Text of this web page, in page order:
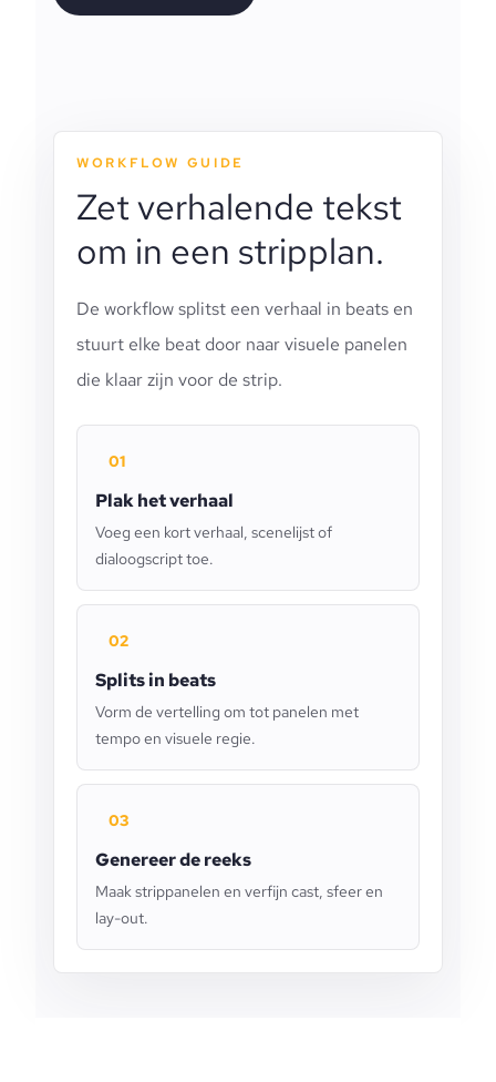
WORKFLOW GUIDE
Zet verhalende tekst
om in een stripplan.
De workflow splitst een verhaal in beats en
stuurt elke beat door naar visuele panelen
die klaar zijn voor de strip.
01
Plak het verhaal
Voeg een kort verhaal, scenelijst of
dialoogscript toe.
02
Splits in beats
Vorm de vertelling om tot panelen met
tempo en visuele regie.
03
Genereer de reeks
Maak strippanelen en verfijn cast, sfeer en
lay-out.